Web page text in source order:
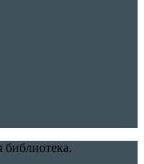
библиотека.